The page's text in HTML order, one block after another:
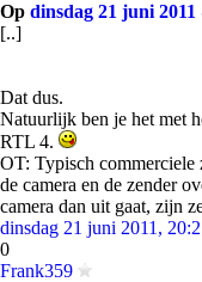
Op dinsdag 21 juni 2011
[..]
Dat dus.
Natuurlijk ben je het met
RTL 4.
OT: Typisch commerciele
de camera en de zender
camera dan uit gaat, zijn
dinsdag 21 juni 2011,
0
Frank359